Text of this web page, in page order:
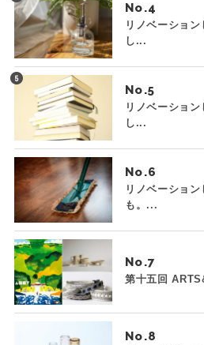
No.
リノベーショ
し...
No.
リノベーショ
し...
No.
リノベーショ
も。...
No.
第十五回
No.